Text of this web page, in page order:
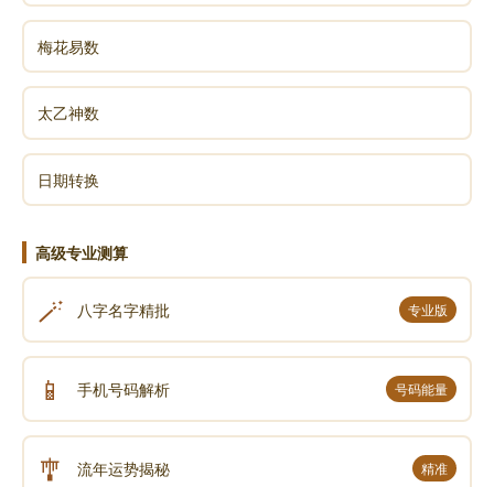
梅花易数
太乙神数
日期转换
高级专业测算
🪄 八字名字精批 专业版
📱 手机号码解析 号码能量
🎐 流年运势揭秘 精准